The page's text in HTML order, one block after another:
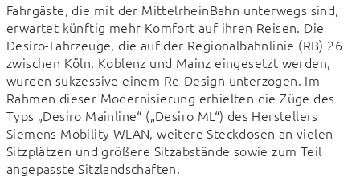
Fahrgäste, die mit der MittelrheinBahn unterwegs sind,
erwartet künftig mehr Komfort auf ihren Reisen. Die
Desiro-Fahrzeuge, die auf der Regionalbahnlinie (RB) 26
zwischen Köln, Koblenz und Mainz eingesetzt werden,
wurden sukzessive einem Re-Design unterzogen. Im
Rahmen dieser Modernisierung erhielten die Züge des
Typs „Desiro Mainline“ („Desiro ML“) des Herstellers
Siemens Mobility WLAN, weitere Steckdosen an vielen
Sitzplätzen und größere Sitzabstände sowie zum Teil
angepasste Sitzlandschaften.